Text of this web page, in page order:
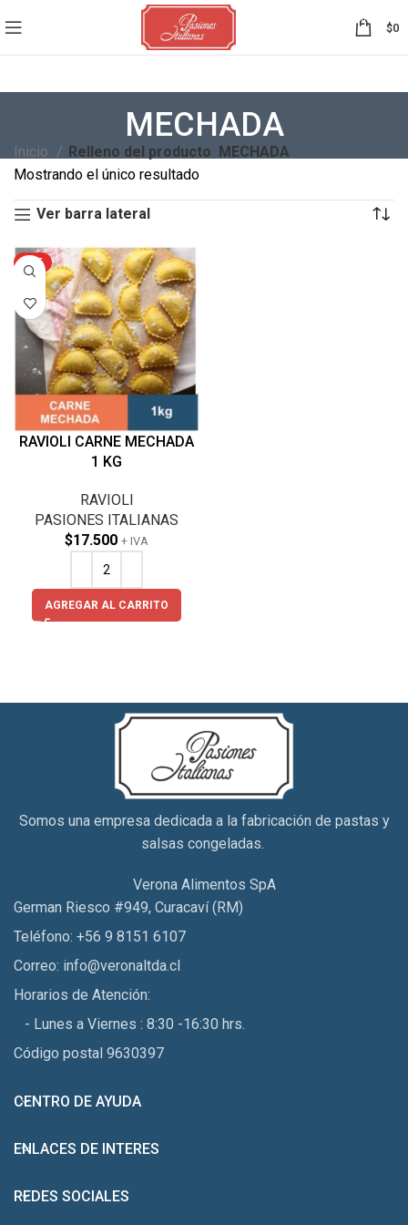
0
$0
MECHADA
Inicio Relleno del producto MECHADA
Mostrando el único resultado
Ver barra lateral
HOT
RAVIOLI CARNE MECHADA
1 KG
RAVIOLI
PASIONES ITALIANAS
$17.500 + IVA
AGREGAR AL CARRITO
Somos una empresa dedicada a la fabricación de pastas y
salsas congeladas.
Verona Alimentos SpA
German Riesco #949, Curacaví (RM)
Teléfono: +56 9 8151 6107
Correo: info@veronaltda.cl
Horarios de Atención:
- Lunes a Viernes : 8:30 -16:30 hrs.
Código postal 9630397
CENTRO DE AYUDA
ENLACES DE INTERES
REDES SOCIALES